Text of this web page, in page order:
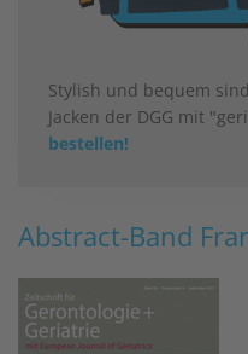
Stylish und bequem
Jacken der DGG mit
bestellen!
Abstract-Band